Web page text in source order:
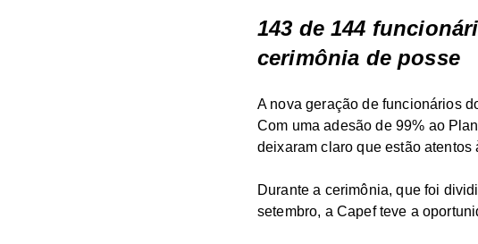
143 de 144
cerimônia de posse
A nova geração de funcionários
Com uma adesão de 99% ao
deixaram claro que estão
Durante a cerimônia, que foi
setembro, a Capef teve a